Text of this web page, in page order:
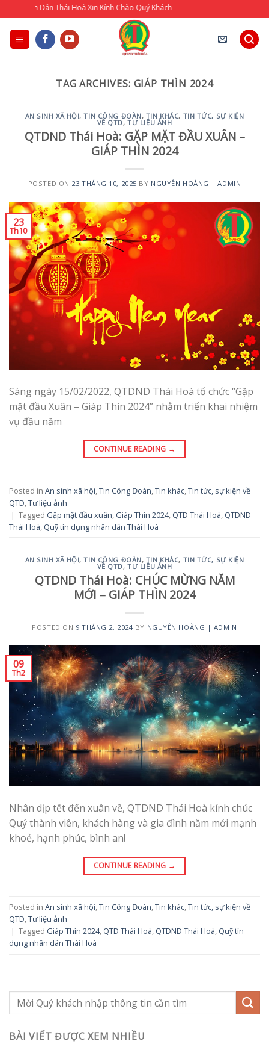
to
content
Nhân Dân Thái Hoà Xin Kính Chào Quý Khách
TAG ARCHIVES: GIÁP THÌN 2024
AN SINH XÃ HỘI,TIN CÔNG ĐOÀN, TIN KHÁC, TIN TỨC, SỰ KIỆN
VỀ QTD,TƯ LIỆU ẢNH
QTDND Thái Hoà: GẶP MẶT ĐẦU XUÂN –
GIÁP THÌN 2024
POSTED ON 23 THÁNG 10, 2025 BY NGUYÊN HOÀNG | ADMIN
23
Th10
Sáng ngày 15/02/2022, QTDND Thái Hoà tổ chức “Gặp
mặt đầu Xuân – Giáp Thìn 2024” nhằm triển khai nhiệm
vụ đầu năm
CONTINUE READING →
Posted in An sinh xã hội,Tin Công Đoàn,Tin khác,Tin tức, sự kiện về
QTD,Tư liệu ảnh
| Tagged Gặp mặt đầu xuân, Giáp Thìn 2024, QTD Thái Hoà, QTDND
Thái Hoà, Quỹ tín dụng nhân dân Thái Hoà
AN SINH XÃ HỘI,TIN CÔNG ĐOÀN, TIN KHÁC, TIN TỨC, SỰ KIỆN
VỀ QTD,TƯ LIỆU ẢNH
QTDND Thái Hoà: CHÚC MỪNG NĂM
MỚI – GIÁP THÌN 2024
POSTED ON 9 THÁNG 2, 2024BY NGUYÊN HOÀNG | ADMIN
09
Th2
Nhân dịp tết đến xuân về, QTDND Thái Hoà kính chúc
Quý thành viên, khách hàng và gia đình năm mới mạnh
khoẻ, hạnh phúc, bình an!
CONTINUE READING →
Posted in An sinh xã hội,Tin Công Đoàn,Tin khác,Tin tức, sự kiện về
QTD,Tư liệu ảnh
| Tagged Giáp Thìn 2024, QTD Thái Hoà, QTDND Thái Hoà, Quỹ tín
dụng nhân dân Thái Hoà
BÀI VIẾT ĐƯỢC XEM NHIỀU